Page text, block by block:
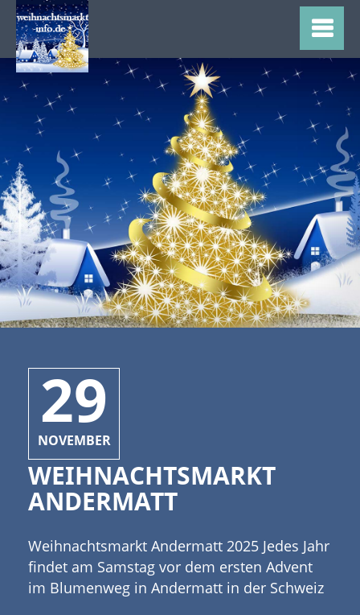
29
NOVEMBER
WEIHNACHTSMARKT
ANDERMATT
Weihnachtsmarkt Andermatt 2025 Jedes Jahr
findet am Samstag vor dem ersten Advent
im Blumenweg in Andermatt in der Schweiz